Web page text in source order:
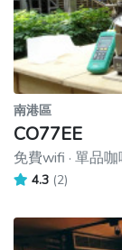
南港區
CO77EE
免費wifi · 單品
4.3 (2)